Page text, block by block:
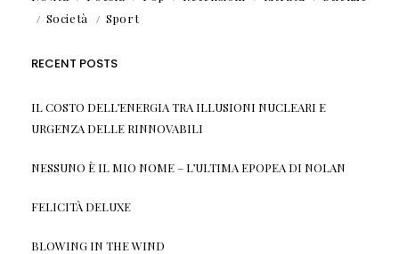
Società
Sport
RECENT POSTS
IL COSTO DELL’ENERGIA TRA ILLUSIONI NUCLEARI E
URGENZA DELLE RINNOVABILI
NESSUNO È IL MIO NOME – L’ULTIMA EPOPEA DI NOLAN
FELICITÀ DELUXE
BLOWING IN THE WIND